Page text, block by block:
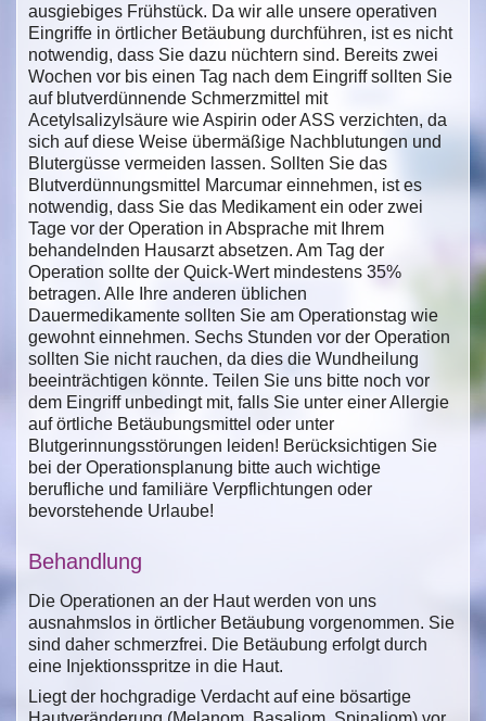
ausgiebiges Frühstück. Da wir alle unsere operativen
Eingriffe in örtlicher Betäubung durchführen, ist es nicht
notwendig, dass Sie dazu nüchtern sind. Bereits zwei
Wochen vor bis einen Tag nach dem Eingriff sollten Sie
auf blutverdünnende Schmerzmittel mit
Acetylsalizylsäure wie Aspirin oder ASS verzichten, da
sich auf diese Weise übermäßige Nachblutungen und
Blutergüsse vermeiden lassen. Sollten Sie das
Blutverdünnungsmittel Marcumar einnehmen, ist es
notwendig, dass Sie das Medikament ein oder zwei
Tage vor der Operation in Absprache mit Ihrem
behandelnden Hausarzt absetzen. Am Tag der
Operation sollte der Quick-Wert mindestens 35%
betragen. Alle Ihre anderen üblichen
Dauermedikamente sollten Sie am Operationstag wie
gewohnt einnehmen. Sechs Stunden vor der Operation
sollten Sie nicht rauchen, da dies die Wundheilung
beeinträchtigen könnte. Teilen Sie uns bitte noch vor
dem Eingriff unbedingt mit, falls Sie unter einer Allergie
auf örtliche Betäubungsmittel oder unter
Blutgerinnungsstörungen leiden! Berücksichtigen Sie
bei der Operationsplanung bitte auch wichtige
berufliche und familiäre Verpflichtungen oder
bevorstehende Urlaube!
Behandlung
Die Operationen an der Haut werden von uns
ausnahmslos in örtlicher Betäubung vorgenommen. Sie
sind daher schmerzfrei. Die Betäubung erfolgt durch
eine Injektionsspritze in die Haut.
Liegt der hochgradige Verdacht auf eine bösartige